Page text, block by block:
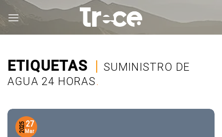
ETIQUETAS | SUMINISTRO DE
AGUA 24 HORAS.
27
Mar
2025